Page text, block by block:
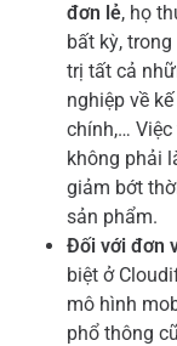
đơn lẻ, họ
bất kỳ,
trị tất cả
nghiệp về
chính,…
không phải
giảm bớt
sản phẩm.
Đối với đơn
biệt ở
mô hình
phổ thông